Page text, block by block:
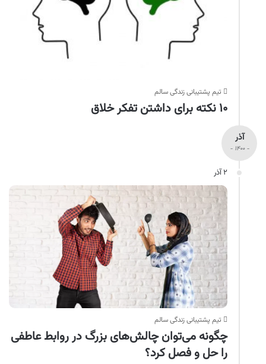
تیم پشتیبانی زندگی سالم
۱۰ نکته برای داشتن تفکر خلاق
آذر
- ۱۴۰۰ -
۲ آذر
تیم پشتیبانی زندگی سالم
چگونه می‌توان چالش‌های بزرگ در روابط عاطفی
را حل و فصل کرد؟